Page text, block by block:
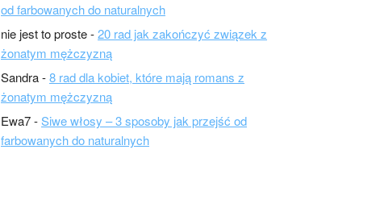
od farbowanych do naturalnych
nie jest to proste-20 rad jak zakończyć związek z
żonatym mężczyzną
Sandra-8 rad dla kobiet, które mają romans z
żonatym mężczyzną
Ewa7-Siwe włosy – 3 sposoby jak przejść od
farbowanych do naturalnych